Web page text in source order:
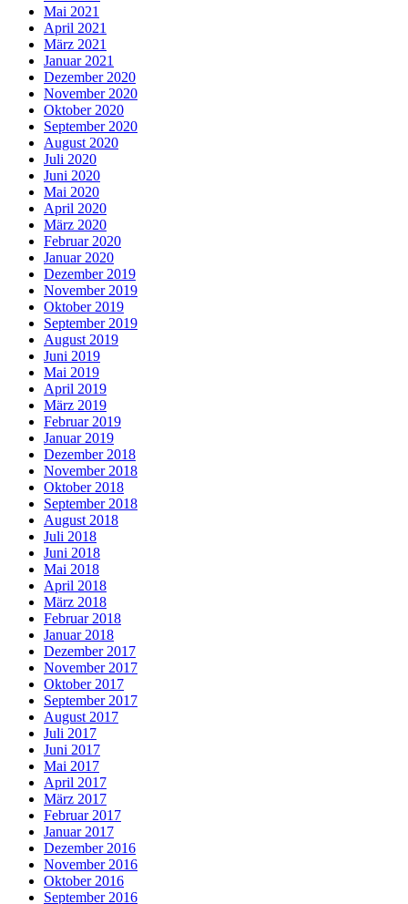
Mai 2021
April 2021
März 2021
Januar 2021
Dezember 2020
November 2020
Oktober 2020
September 2020
August 2020
Juli 2020
Juni 2020
Mai 2020
April 2020
März 2020
Februar 2020
Januar 2020
Dezember 2019
November 2019
Oktober 2019
September 2019
August 2019
Juni 2019
Mai 2019
April 2019
März 2019
Februar 2019
Januar 2019
Dezember 2018
November 2018
Oktober 2018
September 2018
August 2018
Juli 2018
Juni 2018
Mai 2018
April 2018
März 2018
Februar 2018
Januar 2018
Dezember 2017
November 2017
Oktober 2017
September 2017
August 2017
Juli 2017
Juni 2017
Mai 2017
April 2017
März 2017
Februar 2017
Januar 2017
Dezember 2016
November 2016
Oktober 2016
September 2016